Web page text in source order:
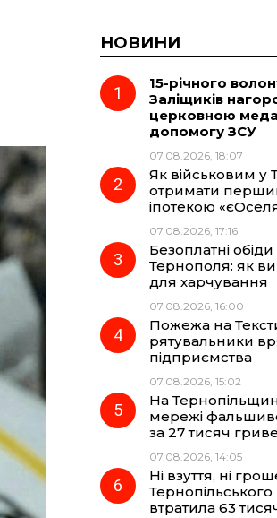
НОВИНИ
15-річного
Заліщиків
церковною
допомогу ЗСУ
07.08.2026, 18:07
Як військовим у
отримати
іпотекою
07.08.2026, 17:16
Безоплатні
Тернополя: як
для харчування
07.08.2026, 16:00
Пожежа на
рятувальники
підприємства
07.08.2026, 15:02
На
мережі
за 27 тисяч
07.08.2026, 14:05
Ні взуття, ні
втратила 63